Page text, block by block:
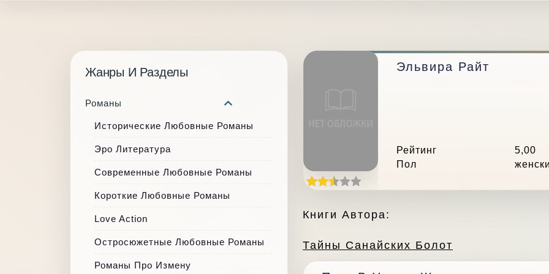
Эльвира Райт
Рейтинг
5,00
Пол
Книги Автора:
Тайны Санайских Болот
Жанры И Разделы
Романы
Исторические Любовные Романы
Эро Литература
Современные Любовные Романы
Короткие Любовные Романы
Love Action
Остросюжетные Любовные Романы
Романы Про Измену